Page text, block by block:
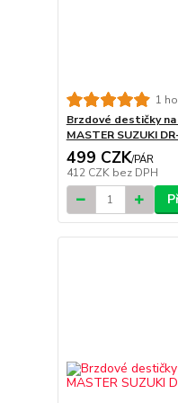
1
Brzdové destičky
MASTER SUZUKI
499 CZK/PÁR
412 CZK bez DPH